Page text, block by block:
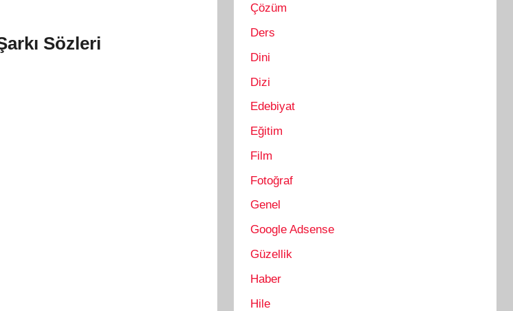
Sözleri
Çözüm
Ders
Dini
Dizi
Edebiyat
Eğitim
Film
Fotoğraf
Genel
Google Adsense
Güzellik
Haber
Hile